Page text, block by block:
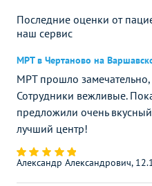
Последние оценки от
наш сервис
МРТ в Чертаново на
МРТ прошло замечательно,
Сотрудники вежливые.
предложили очень
лучший центр!
Александр Александрович,